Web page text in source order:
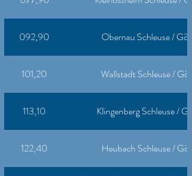
092,90 Obernau Schleuse /
101,20 Wallstadt Schleuse /
113,10 Klingenberg Schleuse /
122,40 Heubach Schleuse /